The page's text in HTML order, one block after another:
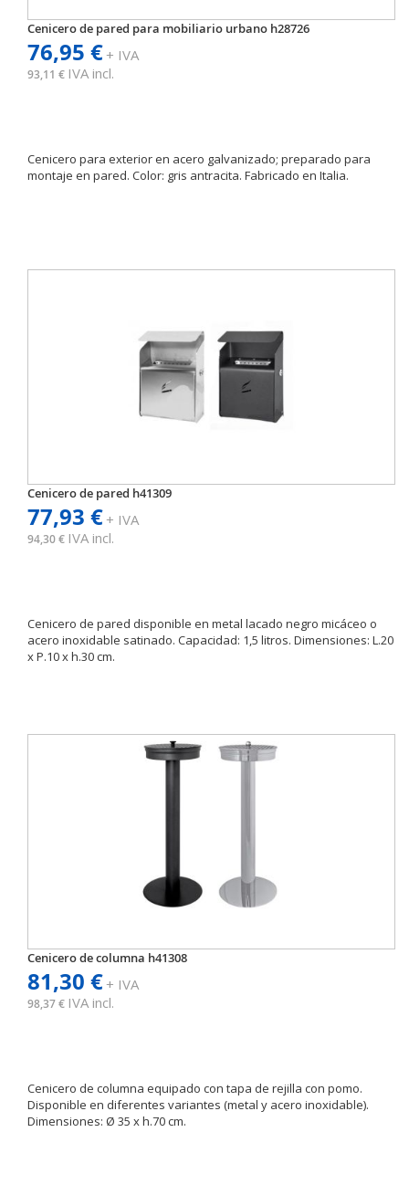
Cenicero de pared para mobiliario urbano h28726
76,95 €+ IVA
93,11 € IVA incl.
Cenicero para exterior en acero galvanizado; preparado para
montaje en pared. Color: gris antracita. Fabricado en Italia.
Cenicero de pared h41309
77,93 €+ IVA
94,30 € IVA incl.
Cenicero de pared disponible en metal lacado negro micáceo o
acero inoxidable satinado. Capacidad: 1,5 litros. Dimensiones: L.20
x P.10 x h.30 cm.
Cenicero de columna h41308
81,30 €+ IVA
98,37 € IVA incl.
Cenicero de columna equipado con tapa de rejilla con pomo.
Disponible en diferentes variantes (metal y acero inoxidable).
Dimensiones: Ø 35 x h.70 cm.